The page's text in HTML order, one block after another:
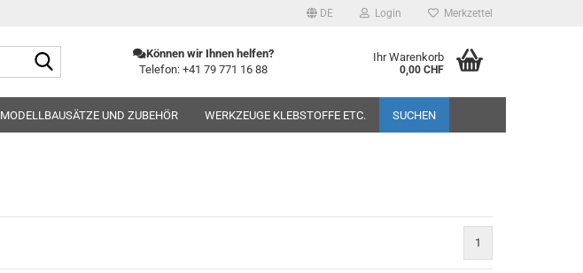
DE Login Merkzettel
Können wir Ihnen helfen?
Telefon: +41 79 771 16 88
Ihr Warenkorb
0,00 CHF
MODELLBAUSÄTZE UND ZUBEHÖR WERKZEUGE KLEBSTOFFE ETC. SUCHEN
1